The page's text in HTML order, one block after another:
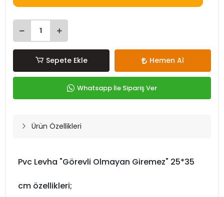
Sepete Ekle Hemen Al
Whatsapp İle Sipariş Ver
Ürün Özellikleri
Pvc Levha "Görevli Olmayan Giremez" 25*35
cm özellikleri;